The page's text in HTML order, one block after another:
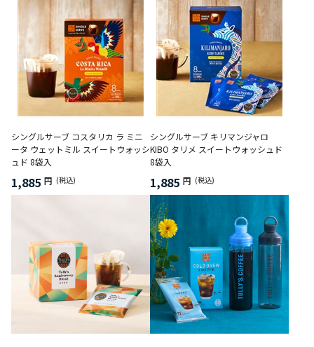
シングルサーブ コスタリカ ラ ミニ
ータ ウェットミル スイートウォッシ
ュド 8袋入
1,885 円 (税込)
シングルサーブ キリマンジャロ
KIBO タリメ スイートウォッシュド
8袋入
1,885 円 (税込)